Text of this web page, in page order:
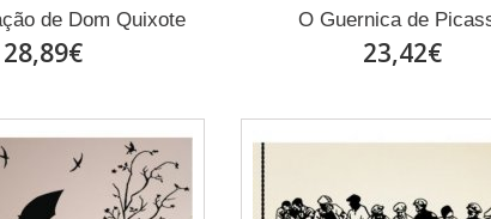
de Dom Quixote
28,89€
O Guernica de
23,42€